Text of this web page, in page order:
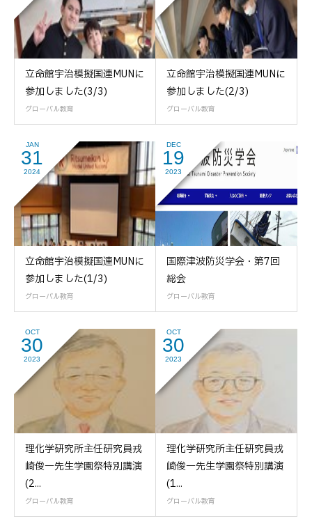
立命館宇治模擬国連MUNに
参加しました(3/3)
グローバル教育
立命館宇治模擬国連MUNに
参加しました(2/3)
グローバル教育
JAN
31
2024
立命館宇治模擬国連MUNに
参加しました(1/3)
グローバル教育
DEC
19
2023
国際津波防災学会・第7回
総会
グローバル教育
OCT
30
2023
理化学研究所主任研究員戎
崎俊一先生学園祭特別講演
(2...
グローバル教育
OCT
30
2023
理化学研究所主任研究員戎
崎俊一先生学園祭特別講演
(1...
グローバル教育